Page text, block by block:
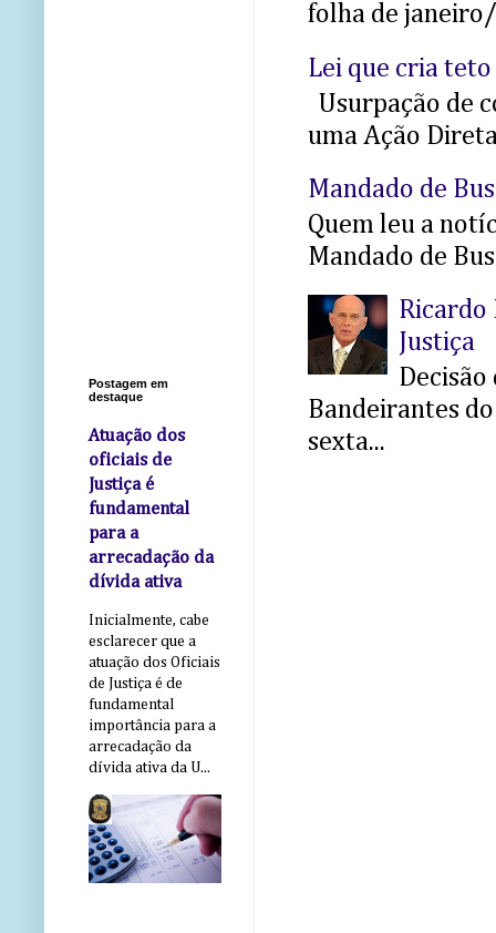
folha de
Lei que cria
Usurpação de
uma Ação
Mandado de
Quem leu a
Mandado de
Ricardo
Justiça
Decisão
Bandeirantes
sexta...
Postagem em
destaque
Atuação dos
oficiais de
Justiça é
fundamental
para a
arrecadação da
dívida ativa
Inicialmente, cabe
esclarecer que a
atuação dos Oficiais
de Justiça é de
fundamental
importância para a
arrecadação da
dívida ativa da U...